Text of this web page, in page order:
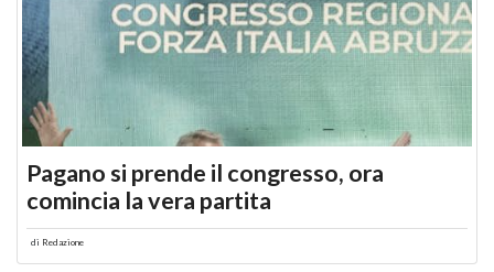
Pagano si prende il congresso, ora
comincia la vera partita
di Redazione